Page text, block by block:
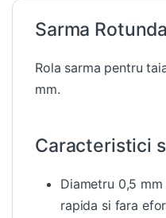
Sarma
Rola sarma pentru
mm.
Caracteristici
Diametru 0,5
rapida si fara